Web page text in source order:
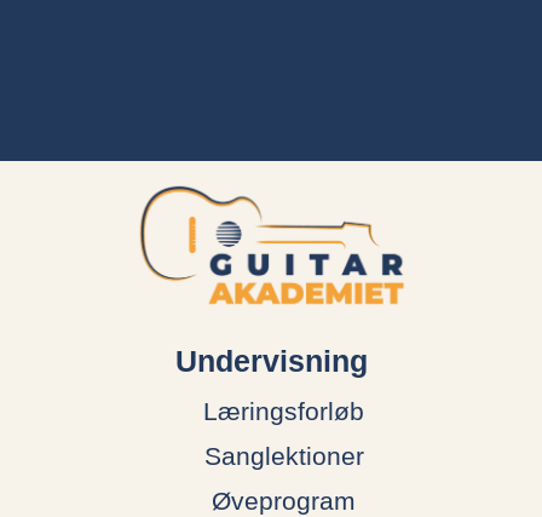
Undervisning
Læringsforløb
Sanglektioner
Øveprogram